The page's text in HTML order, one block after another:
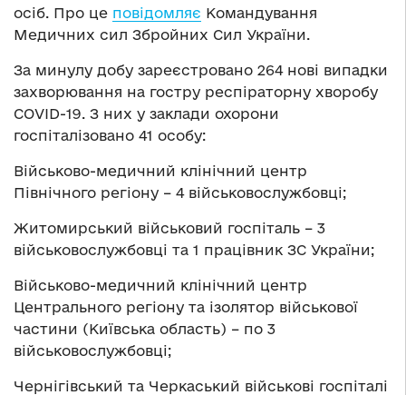
осіб. Про це повідомляє Командування
Медичних сил Збройних Сил України.
За минулу добу зареєстровано 264 нові випадки
захворювання на гостру респіраторну хворобу
COVID-19. З них у заклади охорони
госпіталізовано 41 особу:
Військово-медичний клінічний центр
Північного регіону – 4 військовослужбовці;
Житомирський військовий госпіталь – 3
військовослужбовці та 1 працівник ЗС України;
Військово-медичний клінічний центр
Центрального регіону та ізолятор військової
частини (Київська область) – по 3
військовослужбовці;
Чернігівський та Черкаський військові госпіталі